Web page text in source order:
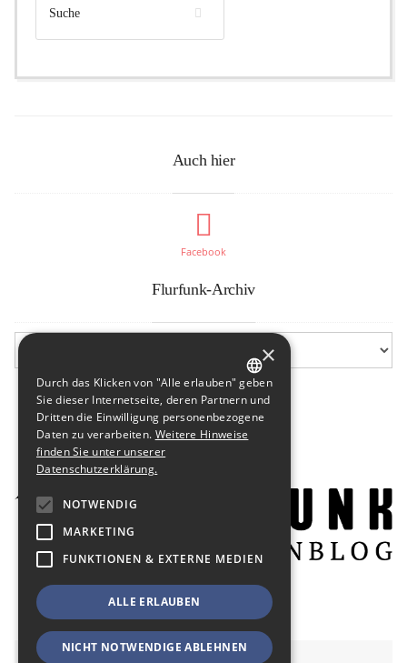
Auch hier
Facebook
Flurfunk-Archiv
GERMAN
ENGLISH
×
Durch das Klicken von "Alle erlauben" geben
Sie dieser Internetseite, deren Partnern und
Dritten die Einwilligung personenbezogene
Daten zu verarbeiten. Weitere Hinweise
finden Sie unter unserer
Datenschutzerklärung.
NOTWENDIG
MARKETING
FUNKTIONEN & EXTERNE MEDIEN
ALLE ERLAUBEN
NICHT NOTWENDIGE ABLEHNEN